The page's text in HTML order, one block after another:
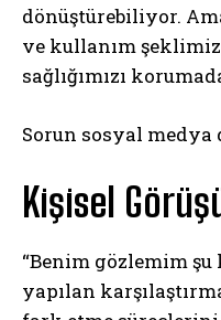
dönüştürebiliyor.
ve kullanım
sağlığımızı
Sorun sosyal medya
Kişisel
“Benim gözlemim
yapılan